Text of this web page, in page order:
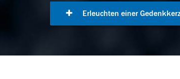
Erleuchten einer